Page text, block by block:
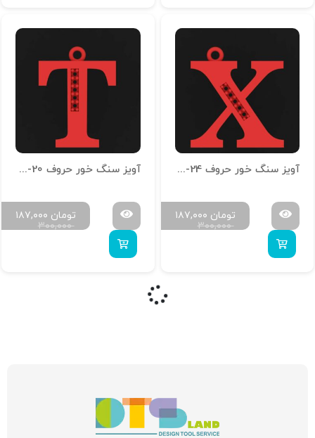
آویز سنگ خور حروف H-MAYA-24
۳۰۰,۰۰۰
۱۸۷,۰۰۰ تومان
آویز سنگ خور حروف H-MAYA-20
۳۰۰,۰۰۰
۱۸۷,۰۰۰ تومان